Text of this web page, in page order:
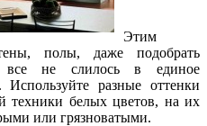
Этим
полы, даже подобрать
все не слилось в единое
Используйте разные оттенки
техники белых цветов, на их
или грязноватыми.